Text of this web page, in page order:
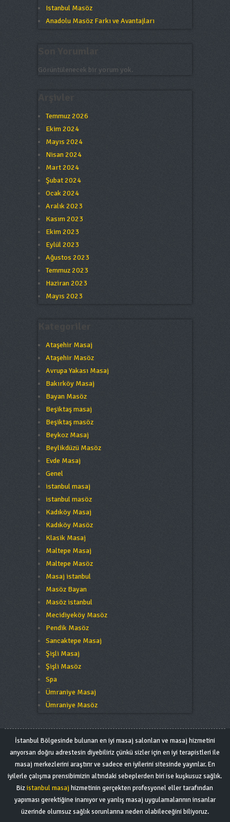
Istanbul Masöz
Anadolu Masöz Farkı ve Avantajları
Görüntülenecek bir yorum yok.
Temmuz 2026
Ekim 2024
Mayıs 2024
Nisan 2024
Mart 2024
Şubat 2024
Ocak 2024
Aralık 2023
Kasım 2023
Ekim 2023
Eylül 2023
Ağustos 2023
Temmuz 2023
Haziran 2023
Mayıs 2023
Ataşehir Masaj
Ataşehir Masöz
Avrupa Yakası Masaj
Bakırköy Masaj
Bayan Masöz
Beşiktaş masaj
Beşiktaş masöz
Beykoz Masaj
Beylikdüzü Masöz
Evde Masaj
Genel
istanbul masaj
istanbul masöz
Kadıköy Masaj
Kadıköy Masöz
Klasik Masaj
Maltepe Masaj
Maltepe Masöz
Masaj istanbul
Masöz Bayan
Masöz istanbul
Mecidiyeköy Masöz
Pendik Masöz
Sancaktepe Masaj
Şişli Masaj
Şişli Masöz
Spa
Ümraniye Masaj
Ümraniye Masöz
İstanbul Bölgesinde bulunan en iyi masaj salonları ve masaj hizmetini
arıyorsan doğru adrestesin diyebiliriz çünkü sizler için en iyi terapistleri ile
masaj merkezlerini araştırır ve sadece en iyilerini sitesinde yayınlar. En
iyilerle çalışma prensibimizin altındaki sebeplerden biri ise kuşkusuz sağlık.
Bizistanbul masaj hizmetinin gerçekten profesyonel eller tarafından
yapıması gerektiğine inanıyor ve yanlış masaj uygulamalarının insanlar
üzerinde olumsuz sağlık sorunlarına neden olabileceğini biliyoruz.